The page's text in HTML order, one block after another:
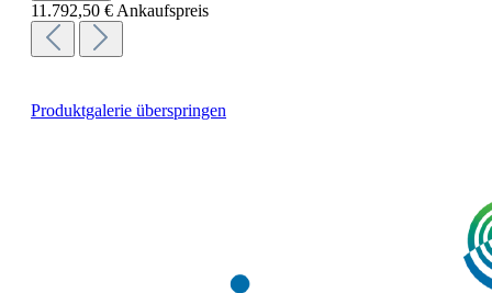
11.792,50 € Ankaufspreis
Produktgalerie überspringen